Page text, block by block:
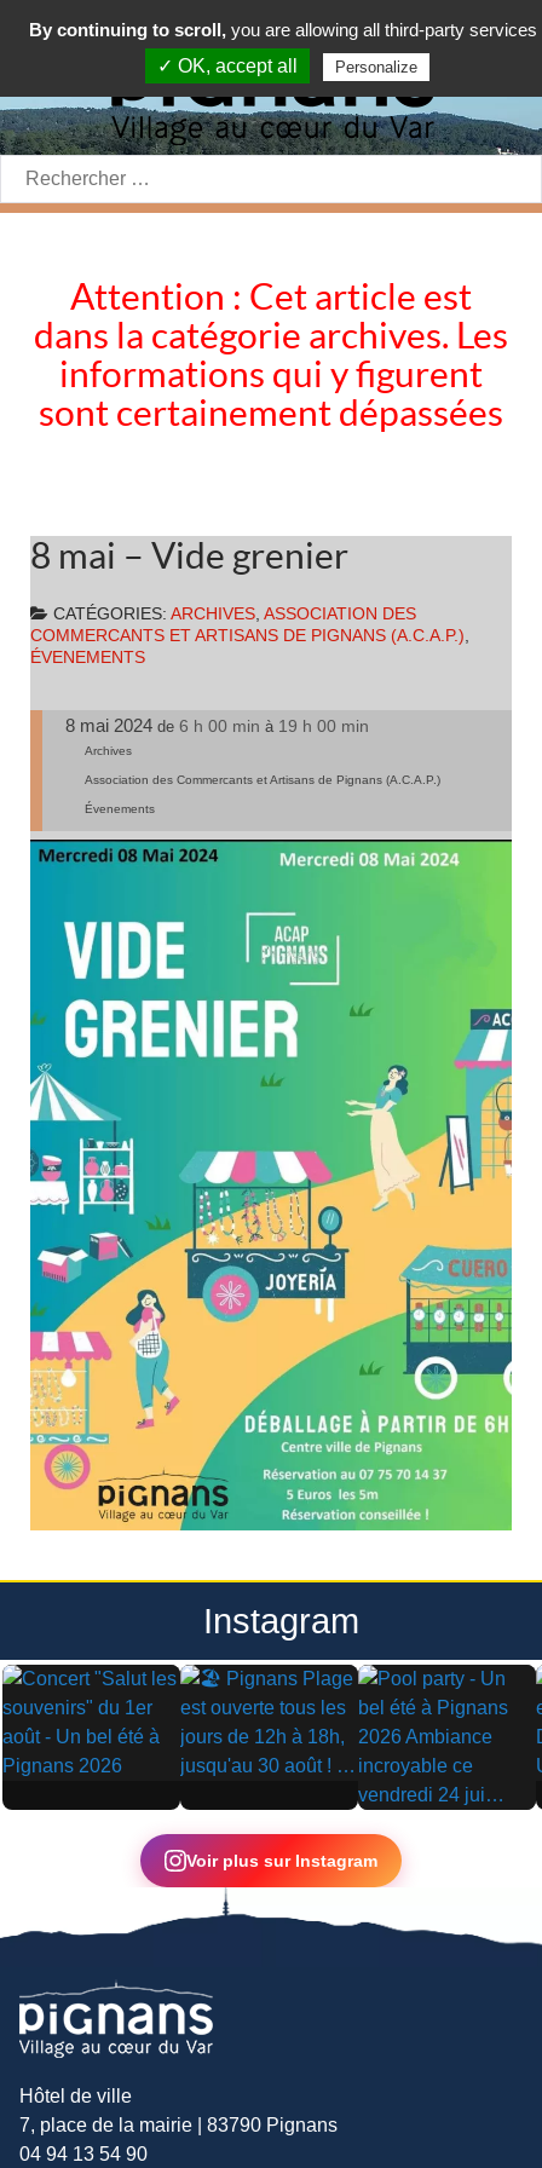
Rechercher:
Attention : Cet article est
dans la catégorie archives. Les
informations qui y figurent
sont certainement dépassées
8 mai – Vide grenier
CATÉGORIES: ARCHIVES, ASSOCIATION DES
COMMERCANTS ET ARTISANS DE PIGNANS (A.C.A.P.),
ÉVENEMENTS
8 mai 2024 de 6 h 00 min à 19 h 00 min
Archives
Association des Commercants et Artisans de Pignans (A.C.A.P.)
Évenements
Instagram
▶ ▶
▶
Voir plus sur Instagram
Hôtel de ville
7, place de la mairie | 83790 Pignans
04 94 13 54 90
By continuing to scroll, you are allowing all third-party services
✓ OK, accept all
Personalize